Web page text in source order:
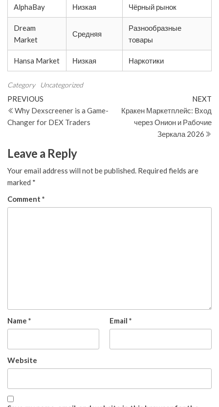
AlphaBay Низкая Чёрный рынок
Dream
Market
Средняя
Разнообразные
товары
Hansa Market Низкая Наркотики
Category Uncategorized
Post
navigation
Previous
Post
PREVIOUS
Why Dexscreener is a Game-
Changer for DEX Traders
NEXT
Кракен Маркетплейс: Вход
через Онион и Рабочие
Зеркала 2026
Leave a Reply
Your email address will not be published. Required fields are
marked *
Comment *
Name * Email *
Website